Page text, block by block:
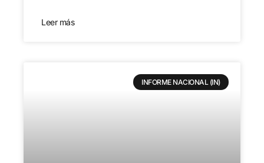
Leer más
INFORME NACIONAL (IN)